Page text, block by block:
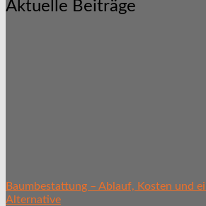
Aktuelle Beiträge
Baumbestattung – Ablauf, Kosten und
Alternative